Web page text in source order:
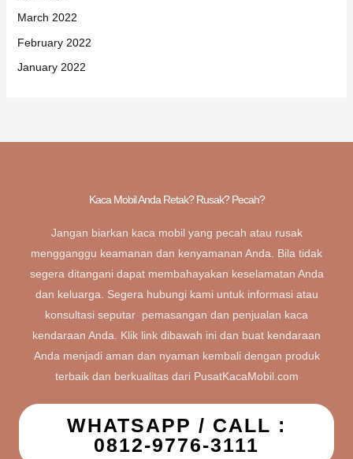
March 2022
February 2022
January 2022
Kaca Mobil Anda Retak? Rusak? Pecah?
Jangan biarkan kaca mobil yang pecah atau rusak
mengganggu keamanan dan kenyamanan Anda. Bila tidak
segera ditangani dapat membahayakan keselamatan Anda
dan keluarga. Segera hubungi kami untuk informasi atau
konsultasi seputar pemasangan dan penjualan kaca
kendaraan Anda. Klik link dibawah ini dan buat kendaraan
Anda menjadi aman dan nyaman kembali dengan produk
terbaik dan berkualitas dari PusatKacaMobil.com
WHATSAPP / CALL :
0812-9776-3111